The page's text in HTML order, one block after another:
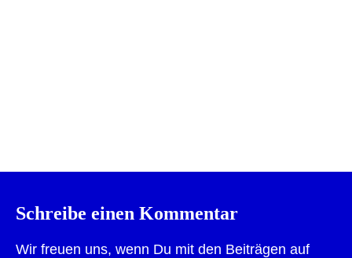
Schreibe einen Kommentar
Wir freuen uns, wenn Du mit den Beiträgen auf